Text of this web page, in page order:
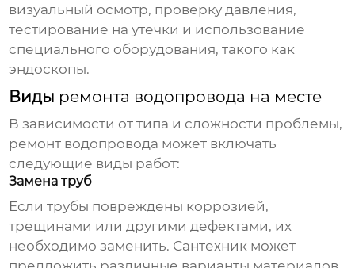
визуальный осмотр, проверку давления,
тестирование на утечки и использование
специального оборудования, такого как
эндоскопы.
Виды ремонта водопровода на месте
В зависимости от типа и сложности проблемы,
ремонт водопровода может включать
следующие виды работ:
Замена труб
Если трубы повреждены коррозией,
трещинами или другими дефектами, их
необходимо заменить. Сантехник может